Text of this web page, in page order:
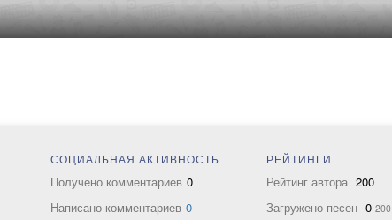
СОЦИАЛЬНАЯ АКТИВНОСТЬ
Получено комментариев 0
Написано комментариев 0
РЕЙТИНГИ
Рейтинг автора 200
Загружено песен 0 200